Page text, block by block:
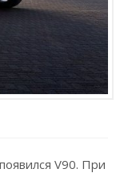
V90. При